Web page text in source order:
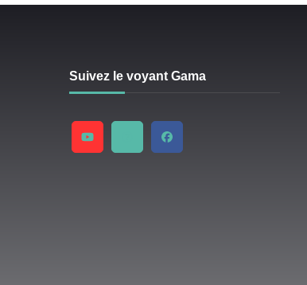
Suivez le voyant Gama